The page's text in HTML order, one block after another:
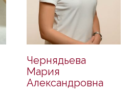
Чернядьева
Мария
Александровна